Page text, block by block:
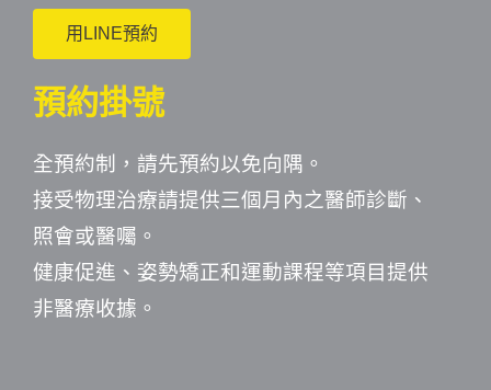
用LINE預約
預約掛號
全預約制，請先預約以免向隅。
接受物理治療請提供三個月內之醫師診斷、
照會或醫囑。
健康促進、姿勢矯正和運動課程等項目提供
非醫療收據。